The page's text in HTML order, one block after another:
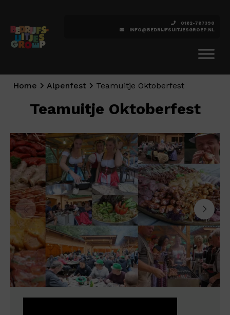
0182-787390
INFO@BEDRIJFSUITJESGROEP.NL
Home Alpenfest Teamuitje Oktoberfest
Teamuitje Oktoberfest